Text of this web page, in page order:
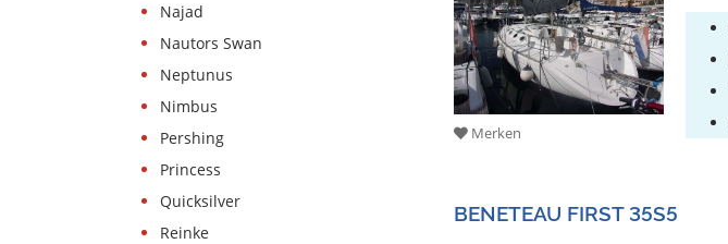
Merken
BENETEAU FIRST 35S5
Najad
Nautors Swan
Neptunus
Nimbus
Pershing
Princess
Quicksilver
Reinke